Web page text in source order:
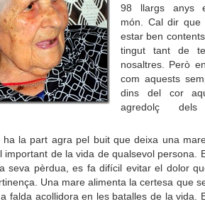
98 llargs anys
món. Cal dir que
estar ben
tingut tant de
nosaltres. Però
com aquests
dins del cor
agredolç dels
ha la part agra pel buit que deixa una
important de la vida de qualsevol persona.
seva pèrdua, es fa difícil evitar el dolor
Una mare alimenta la certesa que
falda acollidora en les batalles de la vida.